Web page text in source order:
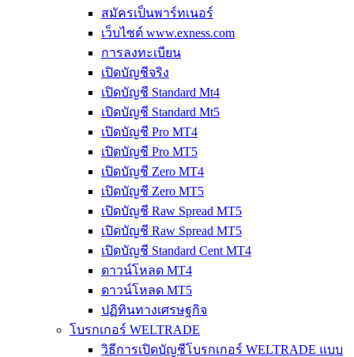
สมัครเป็นพาร์ทเนอร์
เว็บไซต์ www.exness.com
การลงทะเบียน
เปิดบัญชีจริง
เปิดบัญชี Standard Mt4
เปิดบัญชี Standard Mt5
เปิดบัญชี Pro MT4
เปิดบัญชี Pro MT5
เปิดบัญชี Zero MT4
เปิดบัญชี Zero MT5
เปิดบัญชี Raw Spread MT5
เปิดบัญชี Raw Spread MT5
เปิดบัญชี Standard Cent MT4
ดาวน์โหลด MT4
ดาวน์โหลด MT5
ปฏิทินทางเศรษฐกิจ
โบรกเกอร์ WELTRADE
วิธีการเปิดบัญชีโบรกเกอร์ WELTRADE แบบ